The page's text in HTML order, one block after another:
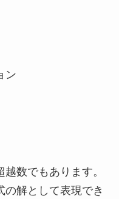
ン
数でもあります。
の解として表現でき